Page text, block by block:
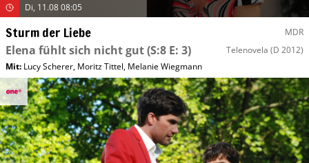
Di, 11.08 08:05
Sturm der Liebe MDR
Elena fühlt sich nicht gut(S:8 E: 3) Telenovela (D 2012)
Mit: Lucy Scherer, Moritz Tittel, Melanie Wiegmann